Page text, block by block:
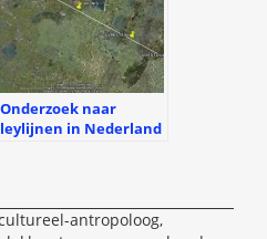
Onderzoek naar
leylijnen in Nederland
antropoloog,